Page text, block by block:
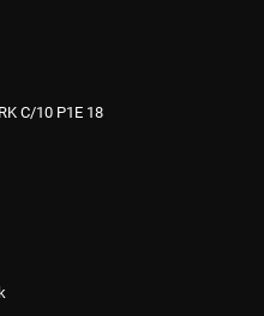
C/10 P1E 18